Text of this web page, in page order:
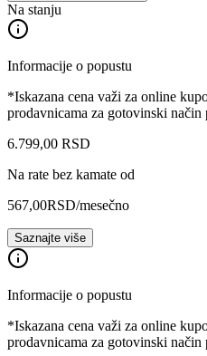
Na stanju
Informacije o popustu
*Iskazana cena važi za online
prodavnicama za gotovinski način
6.799,00 RSD
Na rate bez kamate od
567,00RSD/mesečno
Saznajte više
Informacije o popustu
*Iskazana cena važi za online
prodavnicama za gotovinski način